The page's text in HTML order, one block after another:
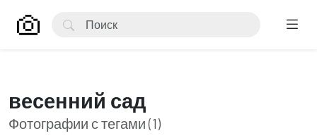
весенний сад
Фотографии с тегами (1)